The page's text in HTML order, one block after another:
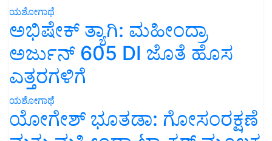
ಯಶೋಗಾಥೆ
ಅಭಿಷೇಕ್ ತ್ಯಾಗಿ: ಮಹೀಂದ್ರಾ
ಅರ್ಜುನ್ 605 DI ಜೊತೆ ಹೊಸ
ಎತ್ತರಗಳಿಗೆ
ಯಶೋಗಾಥೆ
ಯೋಗೇಶ್ ಭೂತಡಾ: ಗೋಸಂರಕ್ಷಣೆ